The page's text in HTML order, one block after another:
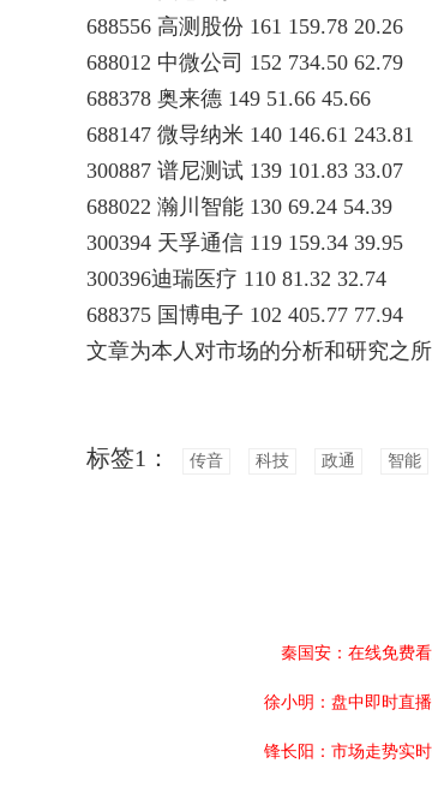
688556 高测股份 161 159.78 20.26
688012 中微公司 152 734.50 62.79
688378 奥来德 149 51.66 45.66
688147 微导纳米 140 146.61 243.81
300887 谱尼测试 139 101.83 33.07
688022 瀚川智能 130 69.24 54.39
300394 天孚通信 119 159.34 39.95
300396迪瑞医疗 110 81.32 32.74
688375 国博电子 102 405.77 77.94
文章为本人对市场的分析和研究之
标签1： 传音 科技 政通 智能
秦国安：在线免费
徐小明：盘中即时直
锋长阳：市场走势实